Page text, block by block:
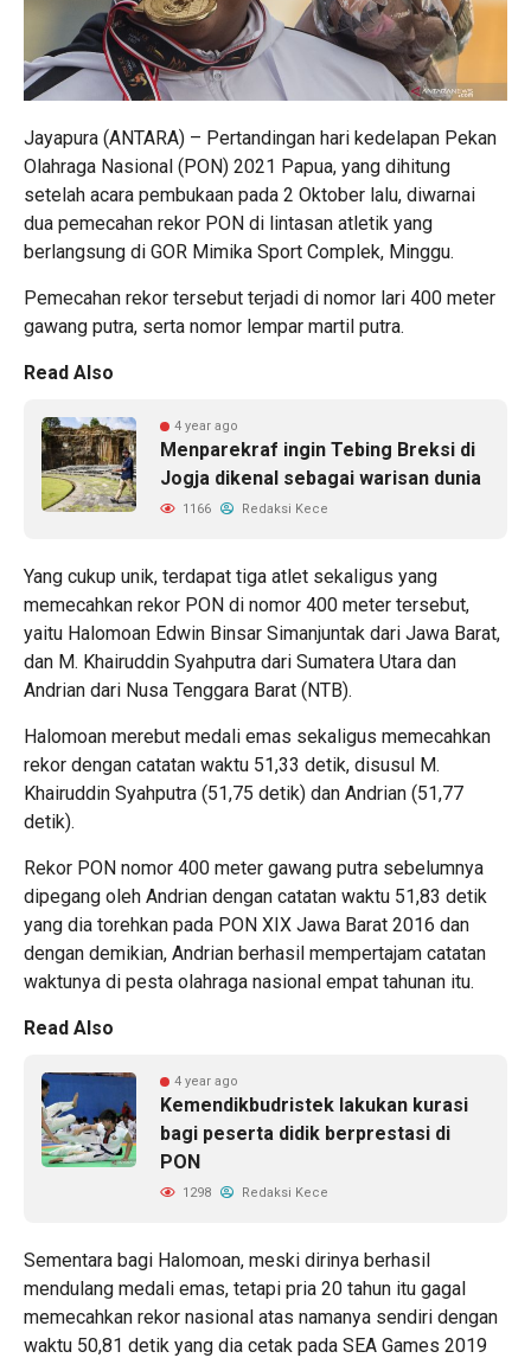
Jayapura (ANTARA) – Pertandingan hari kedelapan Pekan
Olahraga Nasional (PON) 2021 Papua, yang dihitung
setelah acara pembukaan pada 2 Oktober lalu, diwarnai
dua pemecahan rekor PON di lintasan atletik yang
berlangsung di GOR Mimika Sport Complek, Minggu.
Pemecahan rekor tersebut terjadi di nomor lari 400 meter
gawang putra, serta nomor lempar martil putra.
Read Also
4 year ago
Menparekraf ingin Tebing Breksi di
Jogja dikenal sebagai warisan dunia
1166 Redaksi Kece
Yang cukup unik, terdapat tiga atlet sekaligus yang
memecahkan rekor PON di nomor 400 meter tersebut,
yaitu Halomoan Edwin Binsar Simanjuntak dari Jawa Barat,
dan M. Khairuddin Syahputra dari Sumatera Utara dan
Andrian dari Nusa Tenggara Barat (NTB).
Halomoan merebut medali emas sekaligus memecahkan
rekor dengan catatan waktu 51,33 detik, disusul M.
Khairuddin Syahputra (51,75 detik) dan Andrian (51,77
detik).
Rekor PON nomor 400 meter gawang putra sebelumnya
dipegang oleh Andrian dengan catatan waktu 51,83 detik
yang dia torehkan pada PON XIX Jawa Barat 2016 dan
dengan demikian, Andrian berhasil mempertajam catatan
waktunya di pesta olahraga nasional empat tahunan itu.
Read Also
4 year ago
Kemendikbudristek lakukan kurasi
bagi peserta didik berprestasi di
PON
1298 Redaksi Kece
Sementara bagi Halomoan, meski dirinya berhasil
mendulang medali emas, tetapi pria 20 tahun itu gagal
memecahkan rekor nasional atas namanya sendiri dengan
waktu 50,81 detik yang dia cetak pada SEA Games 2019